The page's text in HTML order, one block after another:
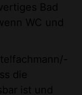
Bad
WC und
die
ist und